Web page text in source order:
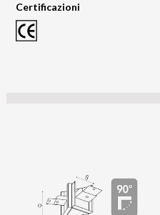
Certificazioni